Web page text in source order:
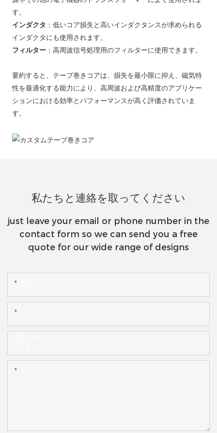
す。
インダクタ ：低いコア損失と高いインダクタンスが求められる
インダクタにも使用されます。
フィルター ：高周波信号処理用のフィルターに使用できます。
要約すると、テープ巻きコア​​は、損失を最小限に抑え、磁気特
性を最適化する能力により、高周波および高精度のアプリケー
ションにおける効率とパフォーマンスが高く評価されていま
す。
私たちと連絡を取ってください
just leave your email or phone number in the
contact form so we can send you a free
quote for our wide range of designs